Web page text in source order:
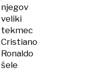
njegov
veliki
tekmec
Cristiano
Ronaldo
šele